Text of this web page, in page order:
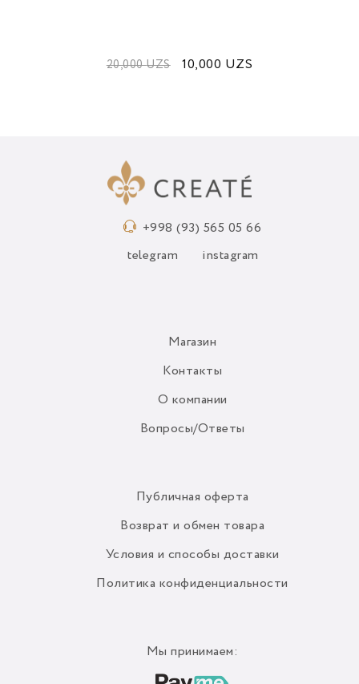
20,000UZS 10,000 UZS
+998 (93) 565 05 66
telegram instagram
Магазин
Контакты
О компании
Вопросы/Ответы
Публичная оферта
Возврат и обмен товара
Условия и способы доставки
Политика конфиденциальности
Мы принимаем: